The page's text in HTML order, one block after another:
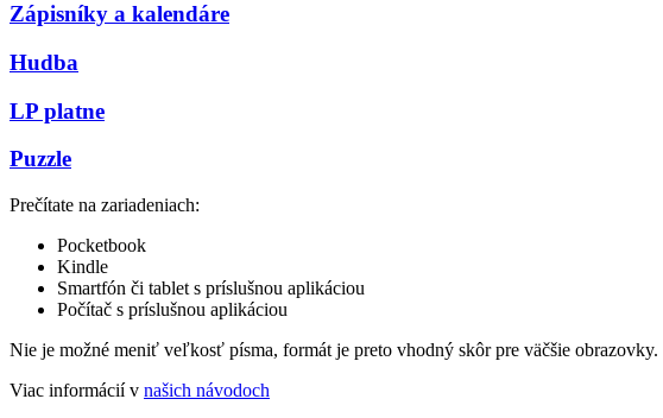
Zápisníky a kalendáre
Hudba
LP platne
Puzzle
Prečítate na zariadeniach:
Pocketbook
Kindle
Smartfón či tablet s príslušnou aplikáciou
Počítač s príslušnou aplikáciou
Nie je možné meniť veľkosť písma, formát je preto vhodný skôr pre väčšie obrazovky.
Viac informácií v našich návodoch